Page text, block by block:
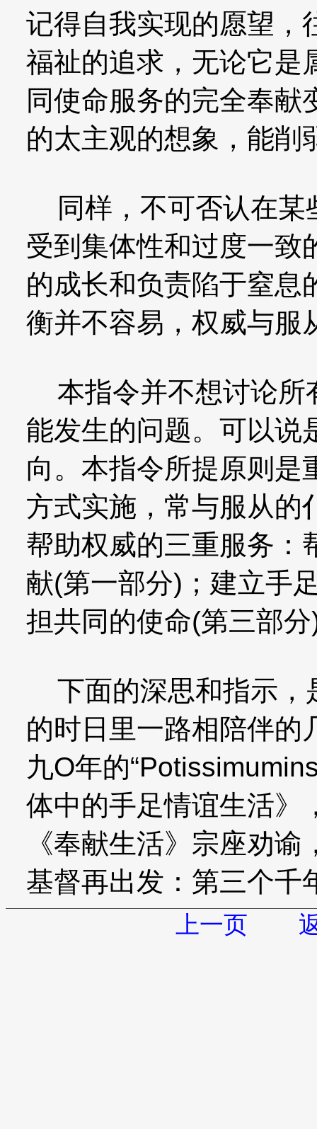
记得自我实现的愿望，
福祉的追求，无论它是
同使命服务的完全奉献
的太主观的想象，能削
同样，不可否认在某
受到集体性和过度一致
的成长和负责陷于窒息
衡并不容易，权威与服
本指令并不想讨论所
能发生的问题。可以说
向。本指令所提原则是
方式实施，常与服从的
帮助权威的三重服务：
献(第一部分)；建立手
担共同的使命(第三部
下面的深思和指示，
的时日里一路相陪伴的
九O年的
体中的手足情谊生活》
《奉献生活》宗座劝
基督再出发：第三个千
上一页